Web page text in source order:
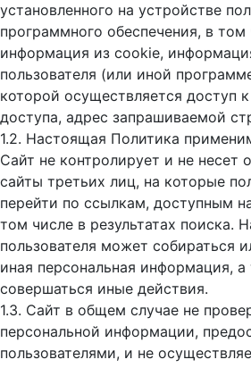
установленного на устройстве
программного обеспечения, в том
информация из cookie,
пользователя (или иной
которой осуществляется доступ
доступа, адрес запрашиваемой
1.2. Настоящая Политика
Сайт не контролирует и не несет
сайты третьих лиц, на которые
перейти по ссылкам, доступным
том числе в результатах поиска.
пользователя может собираться
иная персональная информация,
совершаться иные действия.
1.3. Сайт в общем случае не
персональной информации,
пользователями, и не